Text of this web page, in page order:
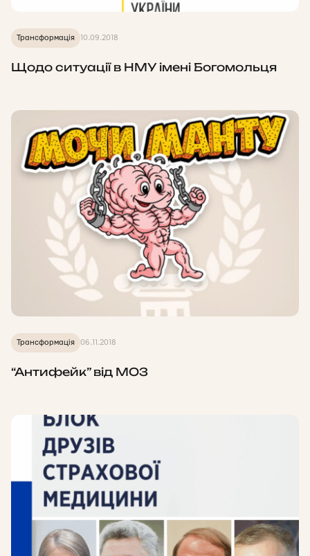
Трансформація 10.09.2018
Щодо ситуації в НМУ імені Богомольця
Трансформація 06.11.2018
“Антифейк” від МОЗ